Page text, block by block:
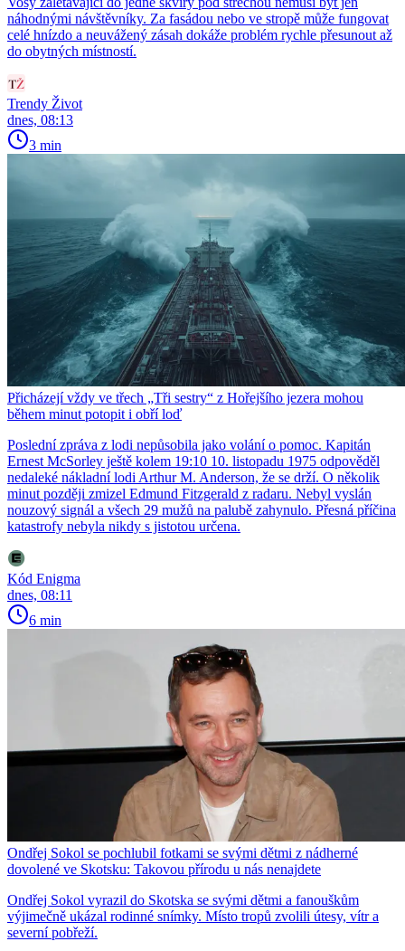
náhodnými návštěvníky. Za fasádou nebo ve stropě může fungovat
celé hnízdo a neuvážený zásah dokáže problém rychle přesunout až
do obytných místností.
Trendy Život
dnes, 08:13
3 min
Přicházejí vždy ve třech „Tři sestry“ z Hořejšího jezera mohou
během minut potopit i obří loď
Poslední zpráva z lodi nepůsobila jako volání o pomoc. Kapitán
Ernest McSorley ještě kolem 19:10 10. listopadu 1975 odpověděl
nedaleké nákladní lodi Arthur M. Anderson, že se drží. O několik
minut později zmizel Edmund Fitzgerald z radaru. Nebyl vyslán
nouzový signál a všech 29 mužů na palubě zahynulo. Přesná příčina
katastrofy nebyla nikdy s jistotou určena.
Kód Enigma
dnes, 08:11
6 min
Ondřej Sokol se pochlubil fotkami se svými dětmi z nádherné
dovolené ve Skotsku: Takovou přírodu u nás nenajdete
Ondřej Sokol vyrazil do Skotska se svými dětmi a fanouškům
výjimečně ukázal rodinné snímky. Místo tropů zvolili útesy, vítr a
severní pobřeží.